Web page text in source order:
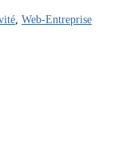
, Web-Entreprise